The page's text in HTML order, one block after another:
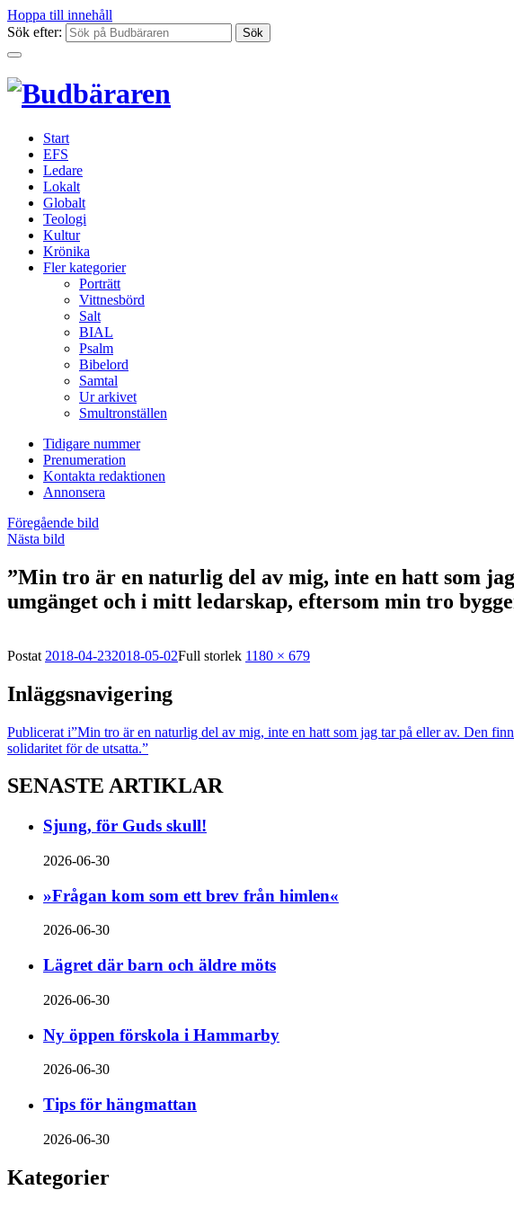
Hoppa till innehåll
Sök efter:
Start
EFS
Ledare
Lokalt
Globalt
Teologi
Kultur
Krönika
Fler kategorier
Porträtt
Vittnesbörd
Salt
BIAL
Psalm
Bibelord
Samtal
Ur arkivet
Smultronställen
Tidigare nummer
Prenumeration
Kontakta redaktionen
Annonsera
Föregående bild
Nästa bild
”Min tro är en naturlig del av mig, inte en hatt som
umgänget och i mitt ledarskap, eftersom min tro
Postat 2018-04-232018-05-02Full storlek 1180 × 679
Inläggsnavigering
Publicerat i”Min tro är en naturlig del av mig, inte en hatt som jag tar på eller av. Den
solidaritet för de utsatta.”
SENASTE ARTIKLAR
Sjung, för Guds skull!
2026-06-30
»Frågan kom som ett brev från himlen«
2026-06-30
Lägret där barn och äldre möts
2026-06-30
Ny öppen förskola i Hammarby
2026-06-30
Tips för hängmattan
2026-06-30
Kategorier